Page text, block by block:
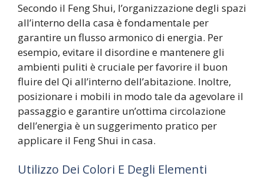
Secondo il Feng Shui, l’organizzazione degli spazi
all’interno della casa è fondamentale per
garantire un flusso armonico di energia. Per
esempio, evitare il disordine e mantenere gli
ambienti puliti è cruciale per favorire il buon
fluire del Qi all’interno dell’abitazione. Inoltre,
posizionare i mobili in modo tale da agevolare il
passaggio e garantire un’ottima circolazione
dell’energia è un suggerimento pratico per
applicare il Feng Shui in casa.
Utilizzo Dei Colori E Degli Elementi